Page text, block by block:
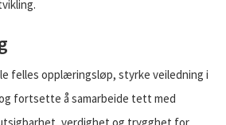
felles opplæringsløp, styrke veiledning i
fortsette å samarbeide tett med